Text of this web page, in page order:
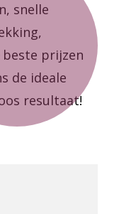
snelle
prijzen
de ideale
resultaat!